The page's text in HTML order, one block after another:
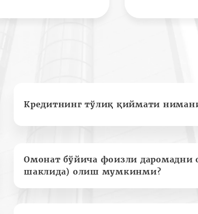
Кредитнинг тўлиқ қиймати
Омонат бўйича фоизли даромадни
шаклида) олиш мумкинми?